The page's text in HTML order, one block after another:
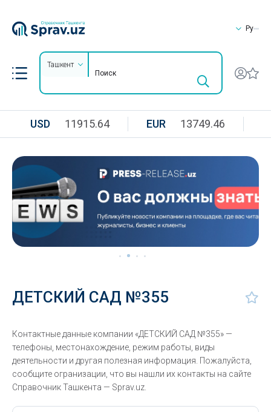
Ру
Ташкент
USD 11915.64 EUR 13749.46
ДЕТСКИЙ САД №355
Контактные данные компании «ДЕТСКИЙ САД №355» —
телефоны, местонахождение, режим работы, виды
деятельности и другая полезная информация. Пожалуйста,
сообщите огранизации, что вы нашли их контакты на сайте
Справочник Ташкента — Sprav.uz.